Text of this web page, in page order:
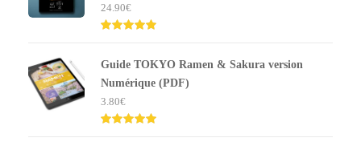
24.90€
sur 5
Guide TOKYO Ramen & Sakura version
Numérique (PDF)
3.80€